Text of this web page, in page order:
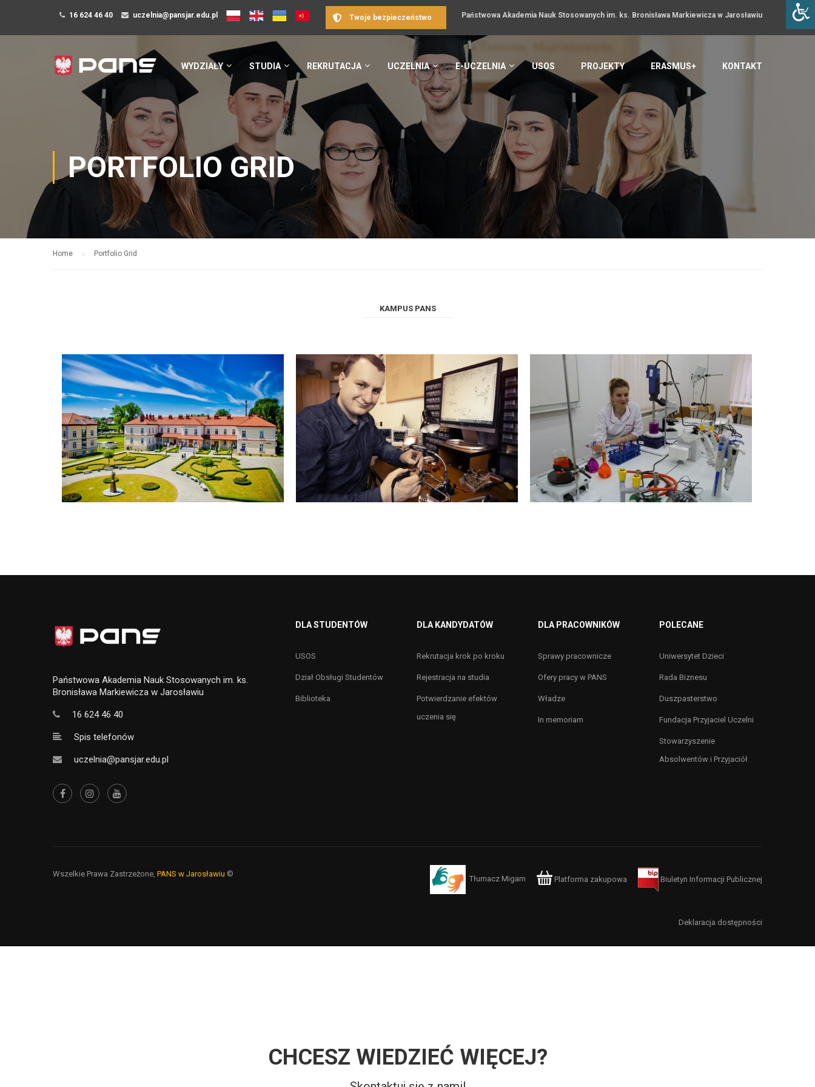
16 624 46 40 uczelnia@pansjar.edu.pl Państwowa Akademia Nauk Stosowanych im. ks. Bronisława Markiewicza w Jarosławiu
Twoje bezpieczeństwo
WYDZIAŁY STUDIA REKRUTACJA UCZELNIA E-UCZELNIA USOS PROJEKTY ERASMUS+ KONTAKT
PORTFOLIO GRID
Home Portfolio Grid
KAMPUS PANS
Państwowa Akademia Nauk Stosowanych im. ks.
Bronisława Markiewicza w Jarosławiu
16 624 46 40
Spis telefonów
uczelnia@pansjar.edu.pl
DLA STUDENTÓW
USOS
Dział Obsługi Studentów
Biblioteka
DLA KANDYDATÓW
Rekrutacja krok po kroku
Rejestracja na studia
Potwierdzanie efektów
uczenia się
DLA PRACOWNIKÓW
Sprawy pracownicze
Ofery pracy w PANS
Władze
In memoriam
POLECANE
Uniwersytet Dzieci
Rada Biznesu
Duszpasterstwo
Fundacja Przyjaciel Uczelni
Stowarzyszenie
Absolwentów i Przyjaciół
Wszelkie Prawa Zastrzeżone, PANS w Jarosławiu ©
Tłumacz Migam Platforma zakupowa Biuletyn Informacji Publicznej
Deklaracja dostępności
CHCESZ WIEDZIEĆ WIĘCEJ?